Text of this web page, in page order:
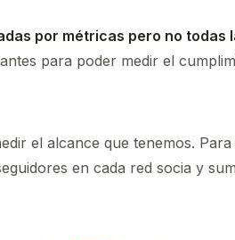
por métricas pero no todas
para poder medir el
el alcance que tenemos.
en cada red socia y